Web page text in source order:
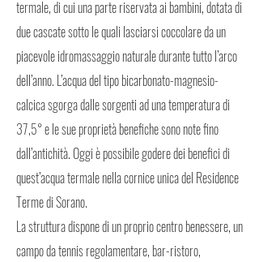
termale, di cui una parte riservata ai bambini, dotata di
due cascate sotto le quali lasciarsi coccolare da un
piacevole idromassaggio naturale durante tutto l’arco
dell’anno. L’acqua del tipo bicarbonato-magnesio-
calcica sgorga dalle sorgenti ad una temperatura di
37,5° e le sue proprietà benefiche sono note fino
dall’antichità. Oggi è possibile godere dei benefici di
quest’acqua termale nella cornice unica del Residence
Terme di Sorano.
La struttura dispone di un proprio centro benessere, un
campo da tennis regolamentare, bar-ristoro,